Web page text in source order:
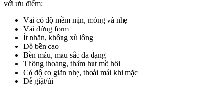
với ưu điểm:
Vải có độ mềm mịn, mỏng và nhẹ
Vải đứng form
Ít nhăn, không xù lông
Độ bền cao
Bền màu, màu sắc đa dạng
Thông thoáng, thấm hút mồ hôi
Có độ co giãn nhẹ, thoải mái khi mặc
Dễ giặt/ủi